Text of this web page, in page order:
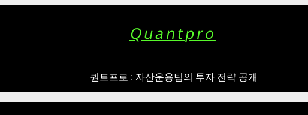
Quantpro
퀀트프로 : 자산운용팀의 투자 전략 공개